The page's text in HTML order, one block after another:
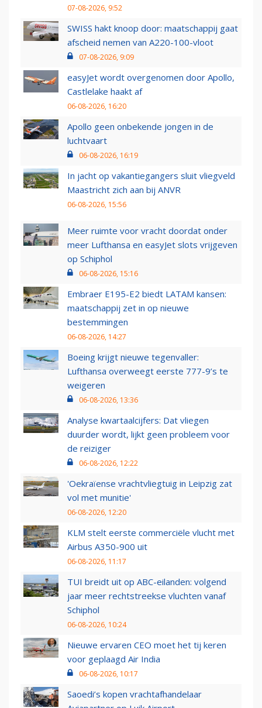
07-08-2026, 9:52
SWISS hakt knoop door: maatschappij gaat
afscheid nemen van A220-100-vloot
07-08-2026, 9:09
easyJet wordt overgenomen door Apollo,
Castlelake haakt af
06-08-2026, 16:20
Apollo geen onbekende jongen in de
luchtvaart
06-08-2026, 16:19
In jacht op vakantiegangers sluit vliegveld
Maastricht zich aan bij ANVR
06-08-2026, 15:56
Meer ruimte voor vracht doordat onder
meer Lufthansa en easyJet slots vrijgeven
op Schiphol
06-08-2026, 15:16
Embraer E195-E2 biedt LATAM kansen:
maatschappij zet in op nieuwe
bestemmingen
06-08-2026, 14:27
Boeing krijgt nieuwe tegenvaller:
Lufthansa overweegt eerste 777-9’s te
weigeren
06-08-2026, 13:36
Analyse kwartaalcijfers: Dat vliegen
duurder wordt, lijkt geen probleem voor
de reiziger
06-08-2026, 12:22
'Oekraïense vrachtvliegtuig in Leipzig zat
vol met munitie'
06-08-2026, 12:20
KLM stelt eerste commerciële vlucht met
Airbus A350-900 uit
06-08-2026, 11:17
TUI breidt uit op ABC-eilanden: volgend
jaar meer rechtstreekse vluchten vanaf
Schiphol
06-08-2026, 10:24
Nieuwe ervaren CEO moet het tij keren
voor geplaagd Air India
06-08-2026, 10:17
Saoedi’s kopen vrachtafhandelaar